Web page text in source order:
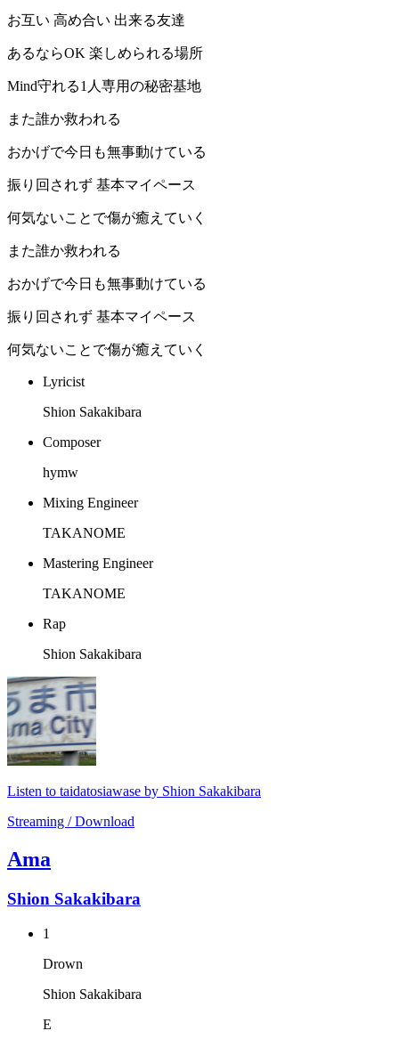
お互い 高め合い 出来る友達
あるならOK 楽しめられる場所
Mind守れる1人専用の秘密基地
また誰か救われる
おかげで今日も無事動けている
振り回されず 基本マイペース
何気ないことで傷が癒えていく
また誰か救われる
おかげで今日も無事動けている
振り回されず 基本マイペース
何気ないことで傷が癒えていく
Lyricist
Shion Sakakibara
Composer
hymw
Mixing Engineer
TAKANOME
Mastering Engineer
TAKANOME
Rap
Shion Sakakibara
Listen to taidatosiawase by Shion Sakakibara
Streaming / Download
Ama
Shion Sakakibara
1
Drown
Shion Sakakibara
E